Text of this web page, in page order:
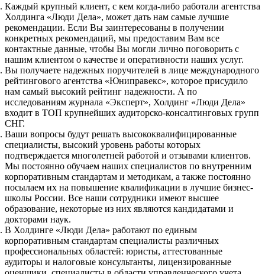
Каждый крупный клиент, с кем когда-либо работали агентства
Холдинга «Люди Дела», может дать нам самые лучшие
рекомендации. Если Вы заинтересованы в получении
конкретных рекомендаций, мы предоставим Вам все
контактные данные, чтобы Вы могли лично поговорить с
нашим клиентом о качестве и оперативности наших услуг.
Вы получаете надежных поручителей в лице международного
рейтингового агентства «Юниправекс», которое присудило
нам самый высокий рейтинг надежности. А по
исследованиям журнала «Эксперт», Холдинг «Люди Дела»
входит в ТОП крупнейших аудиторско-консалтинговых групп
СНГ.
Ваши вопросы будут решать высококвалифицированные
специалисты, высокий уровень работы которых
подтверждается многолетней работой и отзывами клиентов.
Мы постоянно обучаем наших специалистов по внутренним
корпоративным стандартам и методикам, а также постоянно
посылаем их на повышение квалификации в лучшие бизнес-
школы России. Все наши сотрудники имеют высшее
образование, некоторые из них являются кандидатами и
докторами наук.
В Холдинге «Люди Дела» работают по единым
корпоративным стандартам специалисты различных
профессиональных областей: юристы, аттестованные
аудиторы и налоговые консультанты, лицензированные